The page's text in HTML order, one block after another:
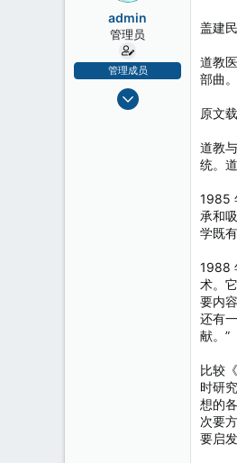
admin
管理员
管理成员
2008-12-21
盖建民
道教
部曲。
原文
道教
统。
1985
承和
学既
1988
术。
要内
还有
献。”
比较
时研
想的
次要
要启